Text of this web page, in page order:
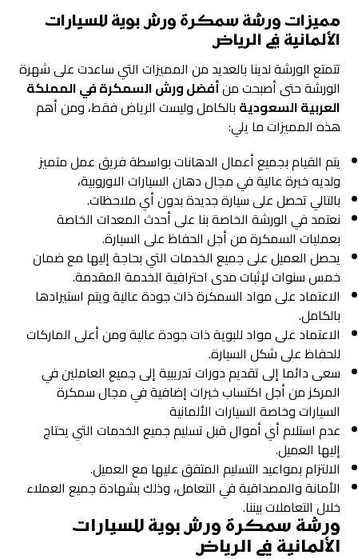
مميزات ورشة سمكرة ورش بوية للسيارات
الألمانية في الرياض
تتمتع الورشة لدينا بالعديد من المميزات التي ساعدت على شهرة
الورشة حتى أصبحت منأفضل ورش السمكرة في المملكة
العربية السعودية بالكامل وليست الرياض فقط، ومن أهم
هذه المميزات ما يلي:
يتم القيام بجميع أعمال الدهانات بواسطة فريق عمل متميز
ولديه خبرة عالية في مجال دهان السيارات الاوروبية،
بالتالي تحصل على سيارة جديدة بدون أي ملاحظات.
نعتمد في الورشة الخاصة بنا على أحدث المعدات الخاصة
بعمليات السمكرة من أجل الحفاظ على السيارة.
يحصل العميل على جميع الخدمات التي بحاجة إليها مع ضمان
خمس سنوات لإثبات مدى احترافية الخدمة المقدمة.
الاعتماد على مواد السمكرة ذات جودة عالية ويتم استيرادها
بالكامل.
الاعتماد على مواد للبوية ذات جودة عالية ومن أعلى الماركات
للحفاظ على شكل السيارة.
سعى دائما إلى تقديم دورات تدريبية إلى جميع العاملين في
المركز من أجل اكتساب خبرات إضافية في مجال سمكرة
السيارات وخاصة السيارات الألمانية
عدم استلام أي أموال قبل تسليم جميع الخدمات التي يحتاج
إليها العميل.
الالتزام بمواعيد التسليم المتفق عليها مع العميل.
الأمانة والمصداقية في التعامل، وذلك بشهادة جميع العملاء
خلال التعاملات بيننا.
ورشة سمكرة ورش بوية للسيارات
الألمانية في الرياض